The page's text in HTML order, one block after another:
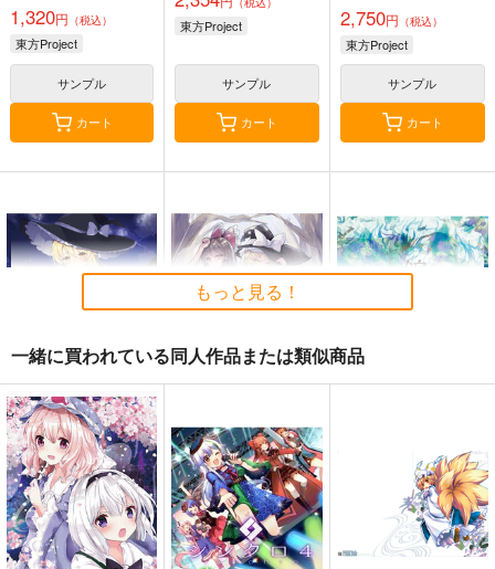
1,320円 （税込）
東方Project
サンプル
カート
東方Project
サンプル
カート
2,750円 （税込）
東方Project
サンプル
カート
星に寄せる想い/色は
匂へど散りぬるを
幽閉サテライト
2,750円（税込）
東方Project
サンプル
幽閉サテライト
2,200円（税込）
東方Project
サンプル
上海アリス幻樂団
（税込）
東方Project
サンプル
もっと見る！
一緒に買われている同人作品または類似商品